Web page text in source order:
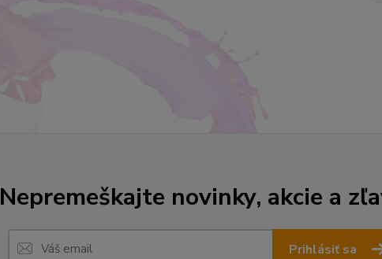
Nepremeškajte novinky, akcie a
Prihlásiť sa